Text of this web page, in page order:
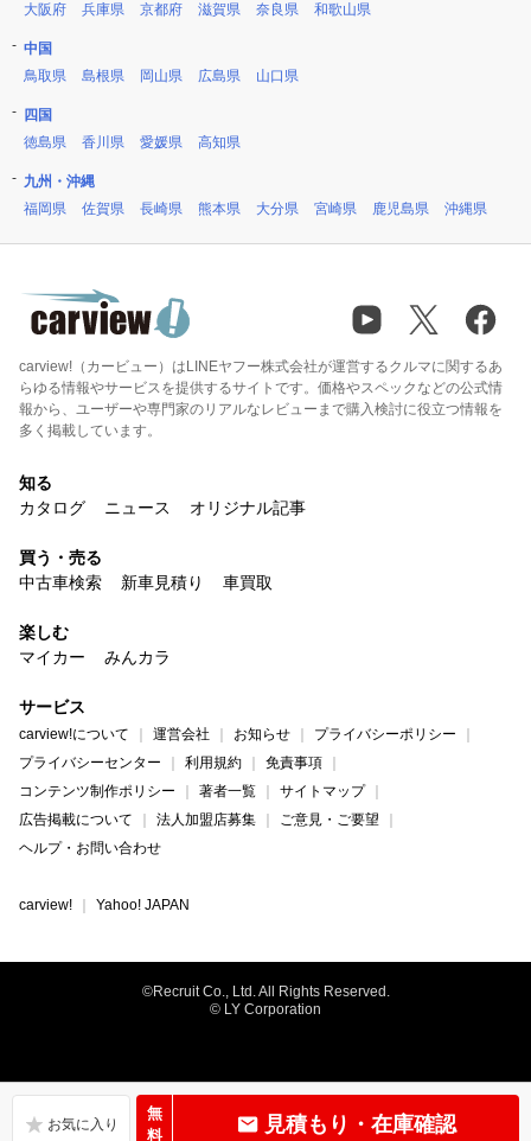
無
料
見積もり・在庫確認
大阪府
兵庫県 京都府 滋賀県 奈良県 和歌山県
中国
鳥取県
島根県 岡山県 広島県 山口県
四国
徳島県
香川県 愛媛県 高知県
九州・沖縄
福岡県
佐賀県 長崎県 熊本県 大分県 宮崎県 鹿児島県 沖縄県
carview!（カービュー）はLINEヤフー株式会社が運営するクルマに関するあ
らゆる情報やサービスを提供するサイトです。価格やスペックなどの公式情
報から、ユーザーや専門家のリアルなレビューまで購入検討に役立つ情報を
多く掲載しています。
知る
カタログ
ニュース オリジナル記事
買う・売る
中古車検索
新車見積り 車買取
楽しむ
マイカー
みんカラ
サービス
carview!について 運営会社 お知らせ
プライバシーポリシー
プライバシーセンター
利用規約
免責事項
コンテンツ制作ポリシー
著者一覧
サイトマップ
広告掲載について
法人加盟店募集
ご意見・ご要望
ヘルプ・お問い合わせ
carview! Yahoo! JAPAN
©Recruit Co., Ltd. All Rights Reserved.
© LY Corporation